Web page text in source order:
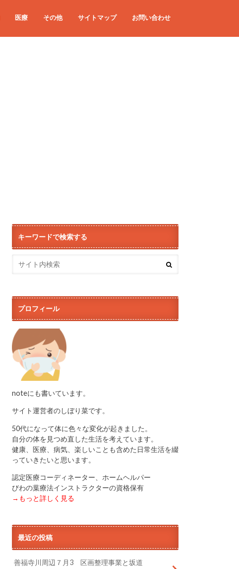
医療 その他 サイトマップ お問い合わせ
キーワードで検索する
プロフィール
noteにも書いています。
サイト運営者のしぼり菜です。
50代になって体に色々な変化が起きました。
自分の体を見つめ直した生活を考えています。
健康、医療、病気、楽しいことも含めた日常生活を綴
っていきたいと思います。
認定医療コーディネーター、ホームヘルパー
びわの葉療法インストラクターの資格保有
→もっと詳しく見る
最近の投稿
善福寺川周辺７月3 区画整理事業と坂道